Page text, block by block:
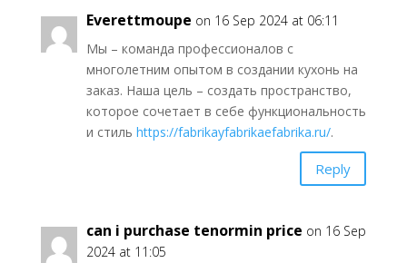
Everettmoupe on 16 Sep 2024 at 06:11
Мы – команда профессионалов с
многолетним опытом в создании кухонь на
заказ. Наша цель – создать пространство,
которое сочетает в себе функциональность
и стиль https://fabrikayfabrikaefabrika.ru/.
Reply
can i purchase tenormin price on 16 Sep
2024 at 11:05